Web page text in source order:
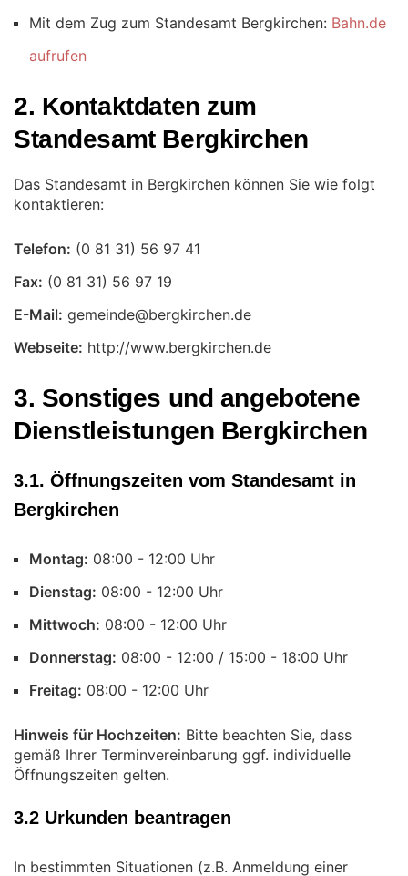
Mit dem Zug zum Standesamt Bergkirchen: Bahn.de
aufrufen
2. Kontaktdaten zum
Standesamt Bergkirchen
Das Standesamt in Bergkirchen können Sie wie folgt
kontaktieren:
Telefon:
Fax:
E-Mail:
Webseite: http://www.bergkirchen.de
3. Sonstiges und angebotene
Dienstleistungen Bergkirchen
3.1. Öffnungszeiten vom Standesamt in
Bergkirchen
Montag:
Uhr
Dienstag:
Uhr
Mittwoch:
Uhr
Donnerstag:
Uhr
Freitag:
Uhr
Hinweis für Hochzeiten: Bitte beachten Sie, dass
gemäß Ihrer Terminvereinbarung ggf. individuelle
Öffnungszeiten gelten.
3.2 Urkunden beantragen
In bestimmten Situationen (z.B. Anmeldung einer